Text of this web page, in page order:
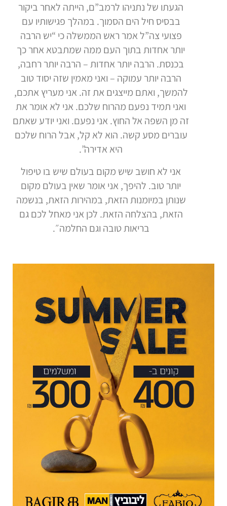
הגעתו של נתניהו לרמב”ם, הייתה לאחר ביקור
בבסיס חיל הים הסמוך. במהלך פגישותיו עם
פצועי צה”ל אמר ראש הממשלה כי “יש הרבה
יותר אחדות בתוך העם ממה שמתבטא אחר כך
בכנסת. הרבה יותר אחדות – הרבה יותר רחבה,
הרבה יותר עמוקה – ואני מאמין שזה יסוד טוב
להמשך, ואתם מייצגים את זה. אני מעריץ אתכם,
ואני תמיד נפעם מהרוח שלכם. אני לא אומר את
זה מן השפה אל החוץ. אני נפעם. ואני יודע שאתם
עוברים מסע קשה. הוא לא קל, אבל הרוח שלכם
היא אדירה”.
אני לא חושב שיש מקום בעולם שיש בו טיפול
יותר טוב. להיפך, אני אומר שאין בעולם מקום
שנותן במיומנות הזאת, במהירות הזאת, בנשמה
הזאת, בהצלחה הזאת. לכן אני מאחל לכם גם
בריאות טובה וגם החלמה״.